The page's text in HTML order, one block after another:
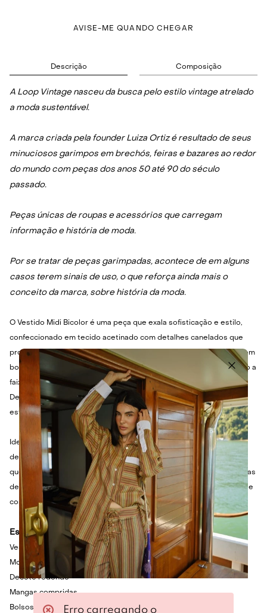
AVISE-ME QUANDO CHEGAR
Descrição Composição
A Loop Vintage nasceu da busca pelo estilo vintage atrelado
a moda sustentável.
A marca criada pela founder Luiza Ortiz é resultado de seus
minuciosos garimpos em brechós, feiras e bazares ao redor
do mundo com peças dos anos 50 até 90 do século
passado.
Peças únicas de roupas e acessórios que carregam
informação e história de moda.
Por se tratar de peças garimpadas, acontece de em alguns
casos terem sinais de uso, o que reforça ainda mais o
conceito da marca, sobre história da moda.
O Vestido Midi Bicolor é uma peça que exala sofisticação e estilo,
confeccionado em tecido acetinado com detalhes canelados que
proporcionam um toque único. Sua modelagem midi, combinada com
bolsos laterais, oferece praticidade e um visual moderno, enquanto a
faixa de amarração permite ajustar a silhueta com elegância.
Desfrute do caimento impecável e da sensação de bem-estar que
este vestido proporciona.
Ideal para transitar entre compromissos diurnos e eventos
descontraídos, este vestido se adapta perfeitamente a ocasiões
que pedem um toque de elegância casual. Combine-o com sandálias
de salto para um look sofisticado, tênis para um estilo mais urbano e
confortável, ou jaqueta de couro para um visual moderno e ousado.
Especificações Técnicas
Vestido bicolor midi em tecido acetinado
Modelagem reta
Decote redondo
Mangas compridas
Bolsos laterais
Erro carregando o